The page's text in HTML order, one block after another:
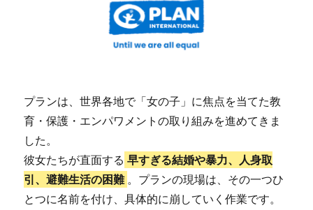
プランは、世界各地で「女の子」に焦点を当てた教
育・保護・エンパワメントの取り組みを進めてきま
した。
彼女たちが直面する 早すぎる結婚や暴力、人身取
引、避難生活の困難 。プランの現場は、その一つひ
とつに名前を付け、具体的に崩していく作業です。